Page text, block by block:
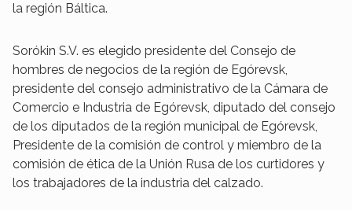
la región Báltica.
Sorókin S.V. es elegido presidente del Consejo de
hombres de negocios de la región de Egórevsk,
presidente del consejo administrativo de la Cámara de
Comercio e Industria de Egórevsk, diputado del consejo
de los diputados de la región municipal de Egórevsk,
Presidente de la comisión de control y miembro de la
comisión de ética de la Unión Rusa de los curtidores y
los trabajadores de la industria del calzado.